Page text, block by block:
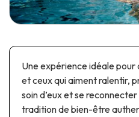
Folklore & histoire locale
Histoire
Parcs scientifiques
Patrimoine automobile &
Kayaks
Parcs à thème & parcs
Parcs récréatifs, nautiques &
Une expérience idéale pour
et ceux qui aiment ralentir,
soin d’eux et se reconnecter
tradition de bien-être